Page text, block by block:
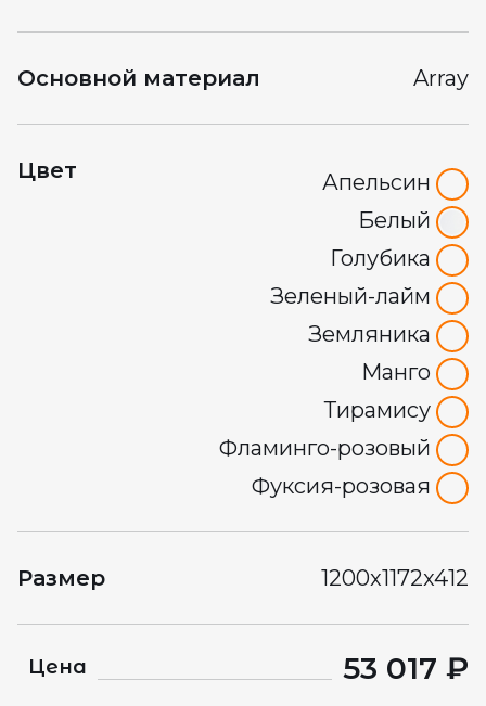
Основной материал Array
Цвет
Апельсин
Белый
Голубика
Зеленый-лайм
Земляника
Манго
Тирамису
Фламинго-розовый
Фуксия-розовая
Размер 1200x1172x412
Цена 53 017 ₽